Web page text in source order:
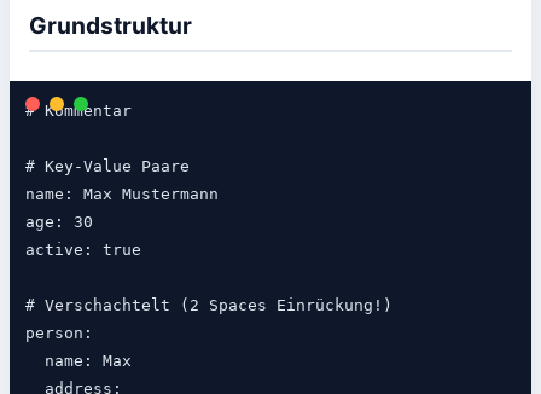
Grundstruktur
# Kommentar
# Key-Value Paare
name: Max Mustermann
age: 30
active: true
# Verschachtelt (2 Spaces Einrückung!)
person:
  name: Max
  address: